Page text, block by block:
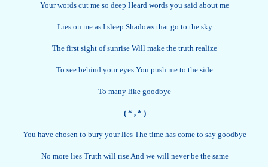
Your words cut me so deep Heard words you said about me
Lies on me as I sleep Shadows that go to the sky
The first sight of sunrise Will make the truth realize
To see behind your eyes You push me to the side
To many like goodbye
( * , * )
You have chosen to bury your lies The time has come to say goodbye
No more lies Truth will rise And we will never be the same